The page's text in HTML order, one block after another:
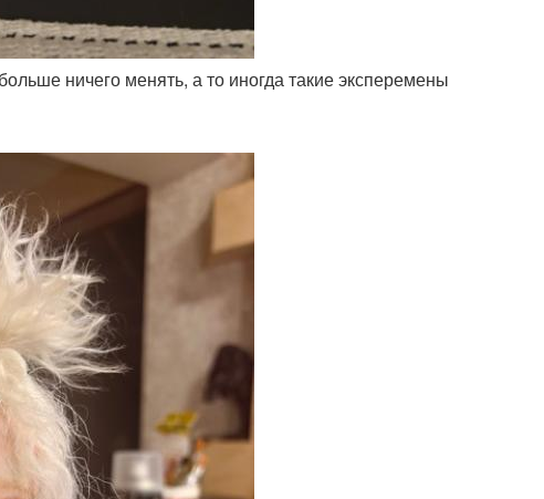
ничего менять, а то иногда такие эксперемены